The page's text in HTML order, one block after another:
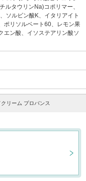
ルタウリンNa)コポリマー、
ソルビン酸K、イタリアイト
ポリソルベート60、レモン果
エン酸、イソステアリン酸ソ
リーム プロバンス